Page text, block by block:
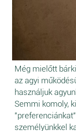
Még mielőtt
az agyi
használjuk
Semmi komoly,
személyünkkel